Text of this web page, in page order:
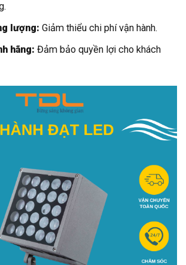
lượng: Giảm thiểu chi phí vận hành.
hãng: Đảm bảo quyền lợi cho khách